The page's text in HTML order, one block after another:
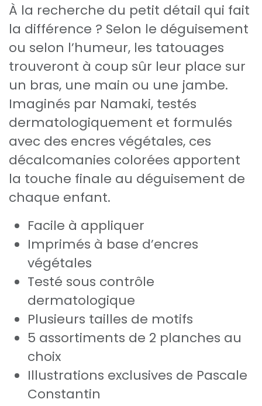
À la recherche du petit détail qui fait
la différence ? Selon le déguisement
ou selon l’humeur, les tatouages
trouveront à coup sûr leur place sur
un bras, une main ou une jambe.
Imaginés par Namaki, testés
dermatologiquement et formulés
avec des encres végétales, ces
décalcomanies colorées apportent
la touche finale au déguisement de
chaque enfant.
Facile à appliquer
Imprimés à base d’encres
végétales
Testé sous contrôle
dermatologique
Plusieurs tailles de motifs
5 assortiments de 2 planches au
choix
Illustrations exclusives de Pascale
Constantin